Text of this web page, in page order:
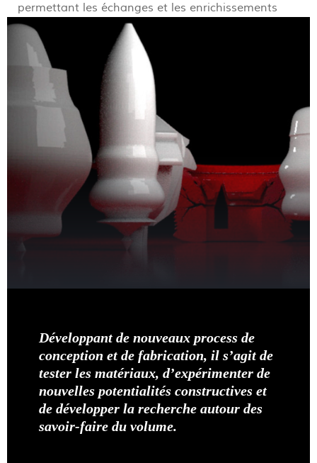
permettant les échanges et les enrichissements
réciproques des techniques entre elles.
Développant de nouveaux process de
conception et de fabrication, il s’agit de
tester les matériaux, d’expérimenter de
nouvelles potentialités constructives et
de développer la recherche autour des
savoir-faire du volume.